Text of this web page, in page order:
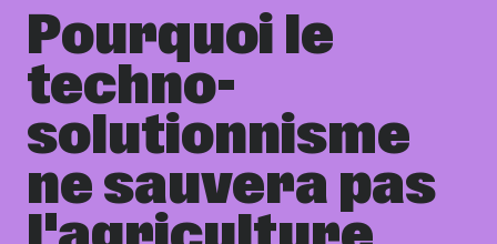
Pourquoi le
techno-
solutionnisme
ne sauvera pas